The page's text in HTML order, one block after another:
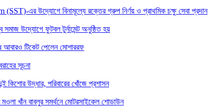
এর উদ্যোগে বিনামূল্যে রক্তের গ্রুপ নির্ণয় ও প্রাথমিক চক্ষু সেবা প্রদান
সমাজ উদ্যোগে ফুটবল টুর্নামেন্ট অনুষ্ঠিত হয়
আবারও টিকেট পেলেন মোশাররফ
সূচনা
কিশোর উদ্ধার, পরিবারের খোঁজে প্রশাসন
খাঁন বাবলুর সমর্থনে মোটরসাইকেল শোডাউন